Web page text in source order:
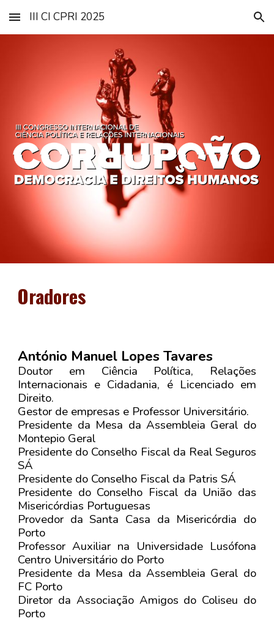
Skip to main content Skip to navigation
III CI CPRI 2025
Oradores
António Manuel Lopes Tavares
Doutor em Ciência Política, Relações
Internacionais e Cidadania, é Licenciado em
Direito.
Gestor de empresas e Professor Universitário.
Presidente da Mesa da Assembleia Geral do
Montepio Geral
Presidente do Conselho Fiscal da Real Seguros
SÁ
Presidente do Conselho Fiscal da Patris SÁ
Presidente do Conselho Fiscal da União das
Misericórdias Portuguesas
Provedor da Santa Casa da Misericórdia do
Porto
Professor Auxiliar na Universidade Lusófona
Centro Universitário do Porto
Presidente da Mesa da Assembleia Geral do
FC Porto
Diretor da Associação Amigos do Coliseu do
Porto